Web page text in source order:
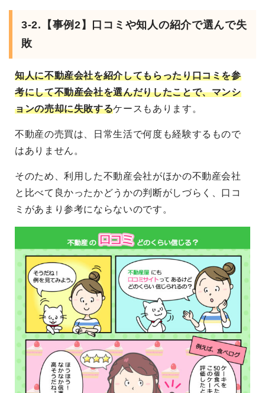
3-2.【事例2】口コミや知人の紹介で選んで失
敗
知人に不動産会社を紹介してもらったり口コミを参
考にして不動産会社を選んだりしたことで、マンシ
ョンの売却に失敗するケースもあります。
不動産の売買は、日常生活で何度も経験するもので
はありません。
そのため、利用した不動産会社がほかの不動産会社
と比べて良かったかどうかの判断がしづらく、口コ
ミがあまり参考にならないのです。